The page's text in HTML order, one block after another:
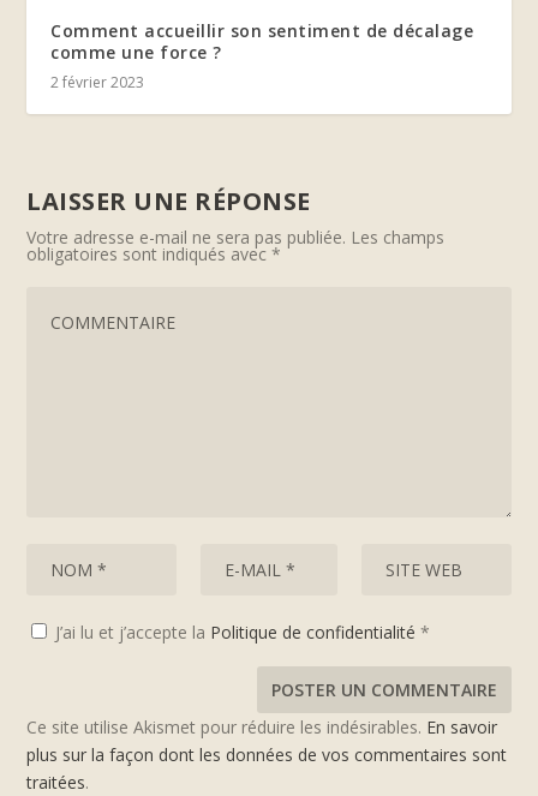
Comment accueillir son sentiment de décalage
comme une force ?
2 février 2023
LAISSER UNE RÉPONSE
Votre adresse e-mail ne sera pas publiée. Les champs
obligatoires sont indiqués avec*
J’ai lu et j’accepte la Politique de confidentialité*
Ce site utilise Akismet pour réduire les indésirables. En savoir
plus sur la façon dont les données de vos commentaires sont
traitées.